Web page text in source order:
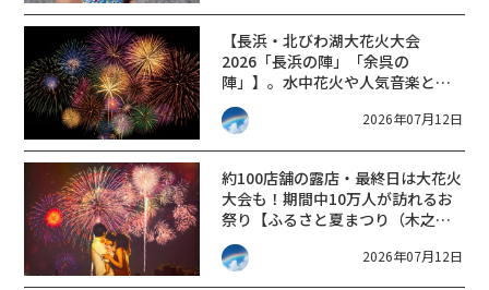
【長浜・北びわ湖大花火大会
2026「長浜の陣」「余呉の
陣」】。水中花火や人気音楽とシ
ンクロした花火などが魅力。
2026年07月12日
約100店舗の露店・最終日は大花火
大会も！期間中10万人が訪れるお
祭り【ふるさと夏まつり（木之本
地蔵大縁日・木之本大花火大
会）】
2026年07月12日